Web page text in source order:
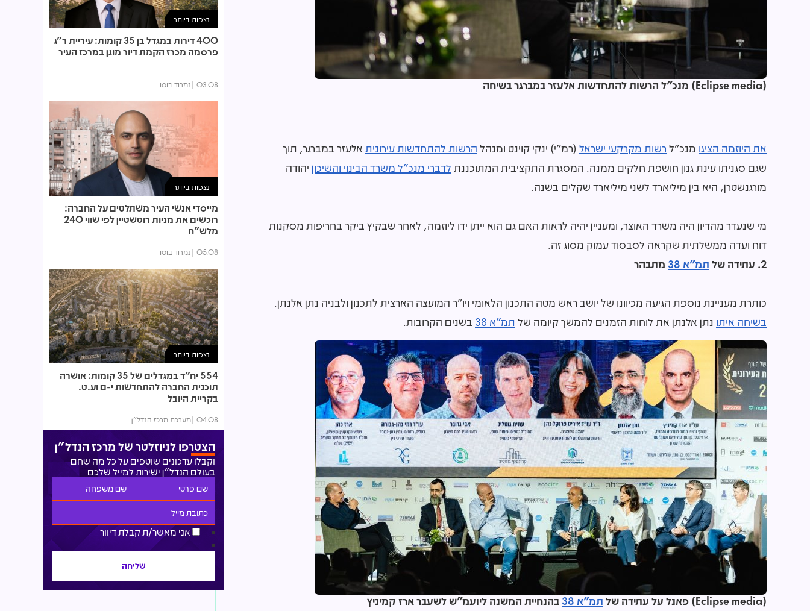
(Eclipse media) מנכ"ל הרשות להתחדשות אלעזר במברגר בשיחה
את היוזמה הציגו מנכ"ל רשות מקרקעי ישראל (רמ"י) ינקי קוינט ומנהל הרשות להתחדשות עירונית אלעזר במברגר, תוך
שגם סגניתו עינת גנון חושפת חלקים ממנה. המסגרת התקציבית המתוכננת לדברי מנכ"ל משרד הבינוי והשיכון יהודה
מורגנשטרן, היא בין מיליארד לשני מיליארד שקלים בשנה.
מי שנעדר מהדיון היה משרד האוצר, ומעניין יהיה לראות האם גם הוא ייתן ידו ליוזמה, לאחר שבקיץ ביקר בחריפות מסקנות
דוח ועדה ממשלתית שקראה לסבסוד עמוק מסוג זה.
2. עתידה של
תמ"א 38 מתבהר
כותרת מעניינת נוספת הגיעה מכיוונו של יושב ראש מטה התכנון הלאומי ויו"ר המועצה הארצית לתכנון ולבניה נתן אלנתן.
בשיחה איתו נתן אלנתן את לוחות הזמנים להמשך קיומה של תמ"א 38 בשנים הקרובות.
(Eclipse media) פאנל על עתידה של תמ"א 38 בהנחיית המשנה ליועמ"ש לשעבר ארז קמיניץ
נצפות ביותר
400 דירות במגדל בן 35 קומות: עיריית ר"ג
פרסמה מכרז הקמת דיור מוגן במרכז העיר
03.08 נמרוד בוסו
נצפות ביותר
מייסדי אנשי העיר משתלטים על החברה:
רוכשים את מניות רוטשטיין לפי שווי 240
מלש"ח
05.08 נמרוד בוסו
נצפות ביותר
554 יח"ד במגדלים של 35 קומות: אושרה
תוכנית החברה להתחדשות י-ם וע.ט.
בקריית היובל
04.08 מערכת מרכז הנדל"ן
הצטרפו לניוזלטר של מרכז הנדל"ן
וקבלו עדכונים שוטפים על כל מה שחם
בעולם הנדל"ן ישירות למייל שלכם
אני מאשר/ת קבלת דיוור